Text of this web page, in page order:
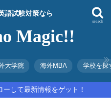
語試験対策なら
Magic!!
search
大学院 海外MBA 学校を探
して最新情報をゲット！